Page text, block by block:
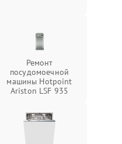
Ремонт
посудомоечной
машины Hotpoint
Ariston LSF 935